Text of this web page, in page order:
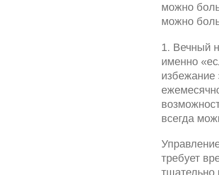
можно
можно
1. Вечный
именно
избежание
всегда
требует
тщательно